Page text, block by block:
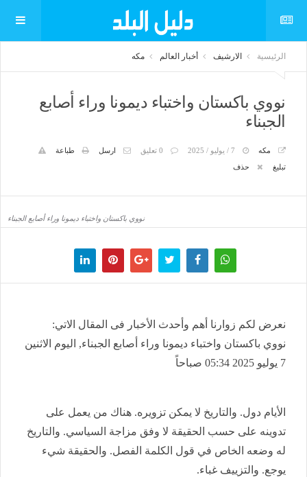
الرئيسية الارشيف أخبار العالم مكه
نووي باكستان واختباء ديمونا وراء أصابع
الجبناء
مكه 0 تعليق ارسل
طباعة
تبليغ
حذف
نووي باكستان واختباء ديمونا وراء أصابع الجبناء
نعرض لكم زوارنا أهم وأحدث الأخبار فى المقال الاتي:
نووي باكستان واختباء ديمونا وراء أصابع الجبناء, اليوم الاثنين
7 يوليو 2025 05:34 صباحاً
الأيام دول. والتاريخ لا يمكن تزويره. هناك من يعمل على
تدوينه على حسب الحقيقة لا وفق مزاجة السياسي. والتاريخ
له وضعه الخاص في قول الكلمة الفصل. والحقيقة شيء
يوجع. والتزييف غباء.